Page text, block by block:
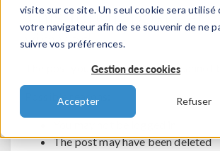
visite sur ce site. Un seul cookie sera utilisé
votre navigateur afin de se souvenir de ne
suivre vos préférences.
Gestion des cookies
Accepter Refuser
This forum post
viewed
The post you are trying to view cannot
Possible reasons:
The post may have been deleted